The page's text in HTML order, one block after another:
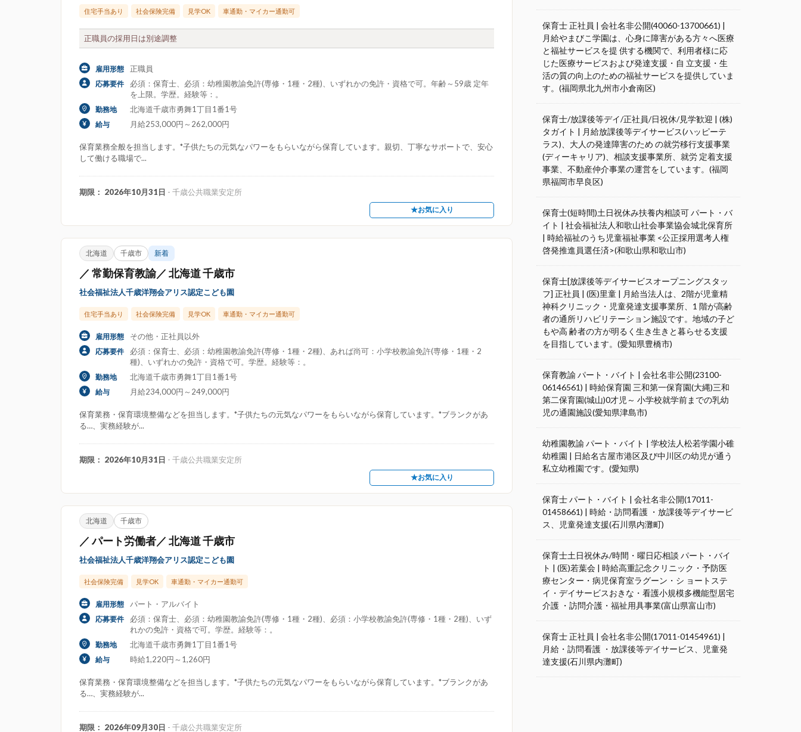
住宅手当あり 社会保険完備 見学OK 車通勤・マイカー通勤可
正職員の採用日は別途調整
雇用形態 正職員
応募要件
必須：保育士、必須：幼稚園教諭免許(専修・1種・2種)、いずれかの免許・資格で可。年齢～59歳 定年
を上限。学歴。経験等：。
勤務地 北海道千歳市勇舞1丁目1番1号
給与 月給253,000円～262,000円
保育業務全般を担当します。*子供たちの元気なパワーをもらいながら保育しています。親切、丁寧なサポートで、安心
して働ける職場で...
期限： 2026年10月31日 - 千歳公共職業安定所
★お気に入り
北海道 千歳市 新着
／ 常勤保育教諭／ 北海道 千歳市
社会福祉法人千歳洋翔会アリス認定こども園
住宅手当あり 社会保険完備 見学OK 車通勤・マイカー通勤可
雇用形態 その他・正社員以外
応募要件
必須：保育士、必須：幼稚園教諭免許(専修・1種・2種)、あれば尚可：小学校教諭免許(専修・1種・2
種)、いずれかの免許・資格で可。学歴。経験等：。
勤務地 北海道千歳市勇舞1丁目1番1号
給与 月給234,000円～249,000円
保育業務・保育環境整備などを担当します。*子供たちの元気なパワーをもらいながら保育しています。*ブランクがあ
る…、実務経験が...
期限： 2026年10月31日 - 千歳公共職業安定所
★お気に入り
北海道 千歳市
／ パート労働者／ 北海道 千歳市
社会福祉法人千歳洋翔会アリス認定こども園
社会保険完備 見学OK 車通勤・マイカー通勤可
雇用形態 パート・アルバイト
応募要件
必須：保育士、必須：幼稚園教諭免許(専修・1種・2種)、必須：小学校教諭免許(専修・1種・2種)、いず
れかの免許・資格で可。学歴。経験等：。
勤務地 北海道千歳市勇舞1丁目1番1号
給与 時給1,220円～1,260円
保育業務・保育環境整備などを担当します。*子供たちの元気なパワーをもらいながら保育しています。*ブランクがあ
る…、実務経験が...
期限： 2026年09月30日 - 千歳公共職業安定所
保育士 正社員 | 会社名非公開(40060-13700661) |
月給やまびこ学園は、心身に障害がある方々へ医療
と福祉サービスを提 供する機関で、利用者様に応
じた医療サービスおよび発達支援・自 立支援・生
活の質の向上のための福祉サービスを提供していま
す。(福岡県北九州市小倉南区)
保育士/放課後等デイ/正社員/日祝休/見学歓迎 | (株)
タガイト | 月給放課後等デイサービス(ハッピーテ
ラス)、大人の発達障害のため の就労移行支援事業
(ディーキャリア)、相談支援事業所、就労 定着支援
事業、不動産仲介事業の運営をしています。(福岡
県福岡市早良区)
保育士(短時間)土日祝休み扶養内相談可 パート・バ
イト | 社会福祉法人和歌山社会事業協会城北保育所
| 時給福祉のうち児童福祉事業 <公正採用選考人権
啓発推進員選任済>(和歌山県和歌山市)
保育士[放課後等デイサービスオープニングスタッ
フ] 正社員 | (医)里童 | 月給当法人は、2階が児童精
神科クリニック・児童発達支援事業所、1 階が高齢
者の通所リハビリテーション施設です。地域の子ど
もや高 齢者の方が明るく生き生きと暮らせる支援
を目指しています。(愛知県豊橋市)
保育教諭 パート・バイト | 会社名非公開(23100-
06146561) | 時給保育園 三和第一保育園(大縄)三和
第二保育園(城山)0才児～ 小学校就学前までの乳幼
児の通園施設(愛知県津島市)
幼稚園教諭 パート・バイト | 学校法人松若学園小碓
幼稚園 | 日給名古屋市港区及び中川区の幼児が通う
私立幼稚園です。(愛知県)
保育士 パート・バイト | 会社名非公開(17011-
01458661) | 時給・訪問看護 ・放課後等デイサービ
ス、児童発達支援(石川県内灘町)
保育士土日祝休み/時間・曜日応相談 パート・バイ
ト | (医)若葉会 | 時給高重記念クリニック・予防医
療センター・病児保育室ラグーン・シ ョートステ
イ・デイサービスおきな・看護小規模多機能型居宅
介護 ・訪問介護・福祉用具事業(富山県富山市)
保育士 正社員 | 会社名非公開(17011-01454961) |
月給・訪問看護 ・放課後等デイサービス、児童発
達支援(石川県内灘町)